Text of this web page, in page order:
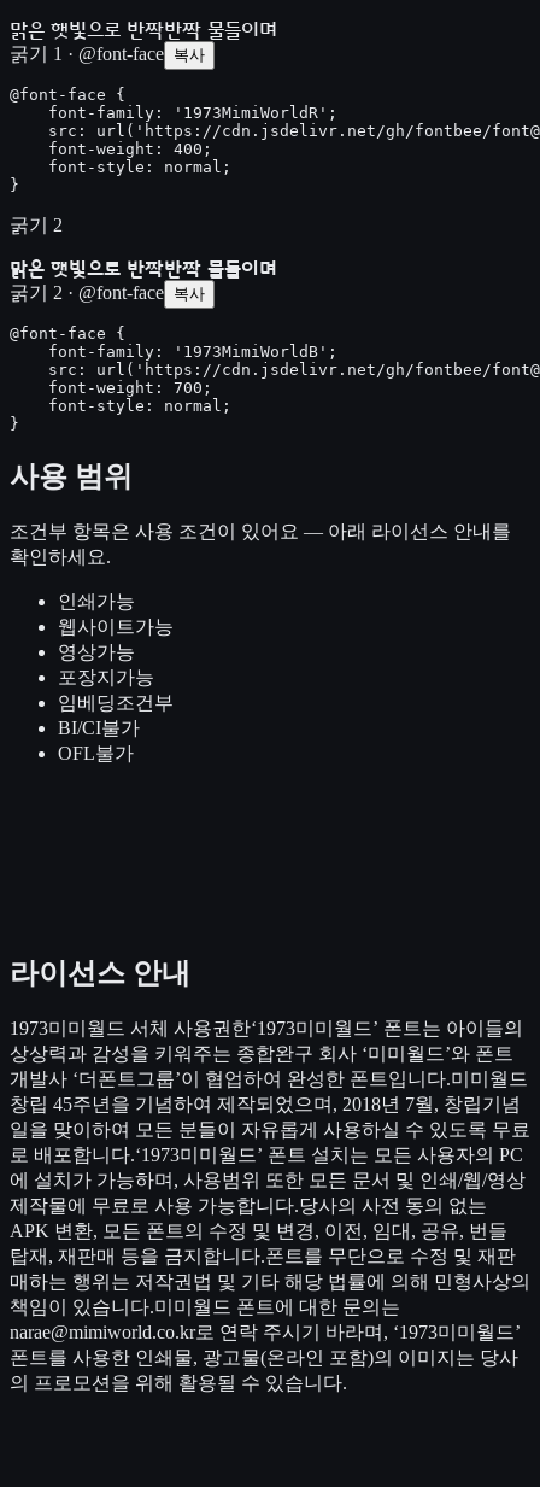
맑은 햇빛으로 반짝반짝 물들이며
굵기 1 · @font-face 복사
@font-face {
    font-family: '1973MimiWorldR';
src: url('https://cdn.jsdelivr.net/gh/fontbee/
    font-weight: 400;
    font-style: normal;
}
굵기 2
맑은 햇빛으로 반짝반짝 물들이며
굵기 2 · @font-face 복사
@font-face {
    font-family: '1973MimiWorldB';
src: url('https://cdn.jsdelivr.net/gh/fontbee/
    font-weight: 700;
    font-style: normal;
}
사용 범위
조건부 항목은 사용 조건이 있어요 — 아래 라이선스 안내를
확인하세요.
인쇄 가능
웹사이트가능
영상가능
포장지 가능
임베딩조건부
BI/CI불가
OFL불가
라이선스 안내
1973미미월드 서체 사용권한‘1973미미월드’ 폰트는 아이들의
상상력과 감성을 키워주는 종합완구 회사 ‘미미월드’와 폰트
개발사 ‘더폰트그룹’이 협업하여 완성한 폰트입니다.미미월드
창립 45주년을 기념하여 제작되었으며, 2018년 7월, 창립기념
일을 맞이하여 모든 분들이 자유롭게 사용하실 수 있도록 무료
로 배포합니다.‘1973미미월드’ 폰트 설치는 모든 사용자의 PC
에 설치가 가능하며, 사용범위 또한 모든 문서 및 인쇄/웹/영상
제작물에 무료로 사용 가능합니다.당사의 사전 동의 없는
APK 변환, 모든 폰트의 수정 및 변경, 이전, 임대, 공유, 번들
탑재, 재판매 등을 금지합니다.폰트를 무단으로 수정 및 재판
매하는 행위는 저작권법 및 기타 해당 법률에 의해 민형사상의
책임이 있습니다.미미월드 폰트에 대한 문의는
narae@mimiworld.co.kr로 연락 주시기 바라며, ‘1973미미월드’
폰트를 사용한 인쇄물, 광고물(온라인 포함)의 이미지는 당사
의 프로모션을 위해 활용될 수 있습니다.